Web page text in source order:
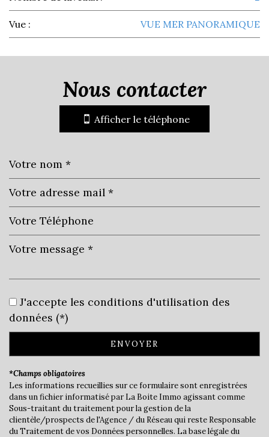
Vue : VUE MER PANORAMIQUE
École primaire
Mairie
statistiques
nous contacter
Afficher le téléphone
J'accepte les conditions d'utilisation des
données (*)
ENVOYER
*Champs obligatoires
Les informations recueillies sur ce formulaire sont enregistrées
dans un fichier informatisé par La Boite Immo agissant comme
Sous-traitant du traitement pour la gestion de la
clientèle/prospects de l'Agence / du Réseau qui reste Responsable
du Traitement de vos Données personnelles. La base légale du